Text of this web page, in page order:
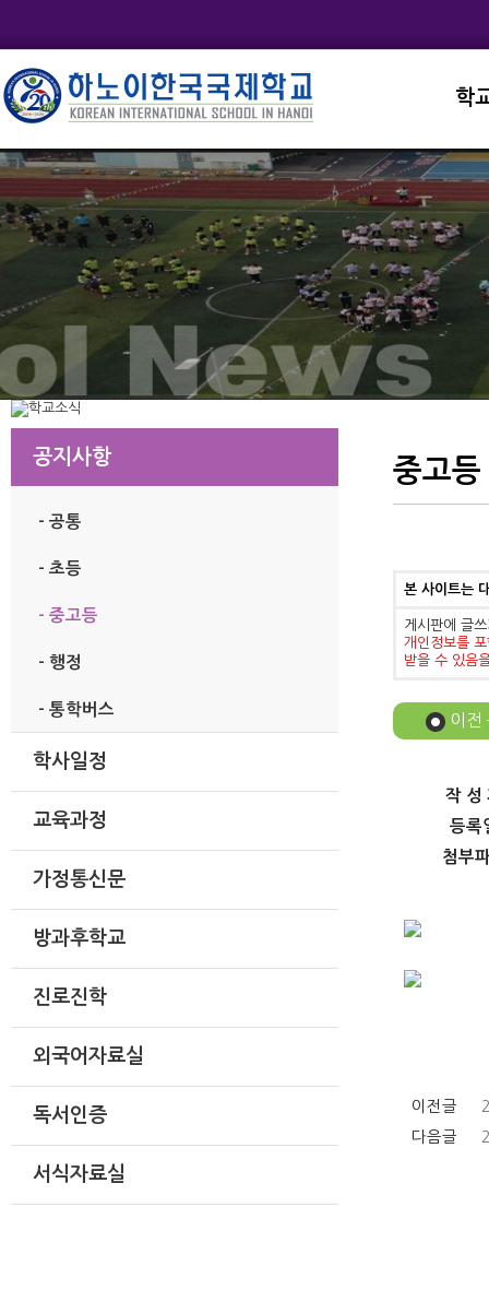
학
학
학
학
공지사항
- 공통
- 초등
- 중고등
- 행정
- 통학버스
학사일정
교육과정
가정통신문
방과후학교
진로진학
외국어자료실
독서인증
서식자료실
중고등
본 사이트는
게시판에 글
개인정보를
받을 수 있음
이전
작 성
등록
첨부
이전글
다음글